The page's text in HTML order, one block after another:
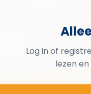
Log in of
lezen